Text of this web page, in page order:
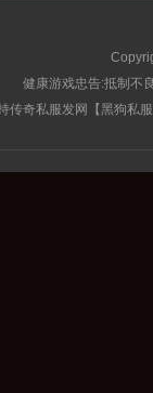
健康游戏忠告:抵制不
传奇私服发网【黑狗私